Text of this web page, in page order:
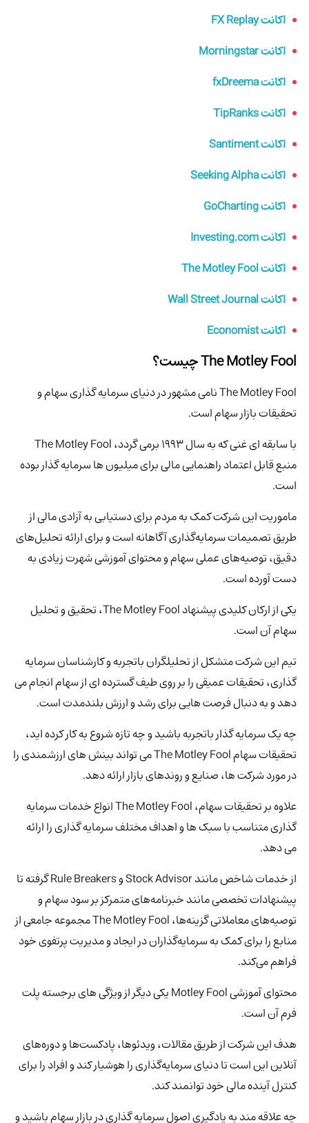
اکانت FX Replay
اکانت Morningstar
اکانت fxDreema
اکانت TipRanks
اکانت Santiment
اکانت Seeking Alpha
اکانت GoCharting
اکانت Investing.com
اکانت The Motley Fool
اکانت Wall Street Journal
اکانت Economist
The Motley Fool چیست؟
The Motley Fool نامی مشهور در دنیای سرمایه گذاری سهام و
تحقیقات بازار سهام است.
با سابقه ای غنی که به سال 1993 برمی گردد، The Motley Fool
منبع قابل اعتماد راهنمایی مالی برای میلیون ها سرمایه گذار بوده
است.
ماموریت این شرکت کمک به مردم برای دستیابی به آزادی مالی از
طریق تصمیمات سرمایه‌گذاری آگاهانه است و برای ارائه تحلیل‌های
دقیق، توصیه‌های عملی سهام و محتوای آموزشی شهرت زیادی به
دست آورده است.
یکی از ارکان کلیدی پیشنهاد The Motley Fool، تحقیق و تحلیل
سهام آن است.
تیم این شرکت متشکل از تحلیلگران باتجربه و کارشناسان سرمایه
گذاری، تحقیقات عمیقی را بر روی طیف گسترده ای از سهام انجام می
دهد و به دنبال فرصت هایی برای رشد و ارزش بلندمدت است.
چه یک سرمایه گذار باتجربه باشید و چه تازه شروع به کار کرده اید،
تحقیقات سهام The Motley Fool می تواند بینش های ارزشمندی را
در مورد شرکت ها، صنایع و روندهای بازار ارائه دهد.
علاوه بر تحقیقات سهام، The Motley Fool انواع خدمات سرمایه
گذاری متناسب با سبک ها و اهداف مختلف سرمایه گذاری را ارائه
می دهد.
از خدمات شاخص مانند Stock Advisor و Rule Breakers گرفته تا
پیشنهادات تخصصی مانند خبرنامه‌های متمرکز بر سود سهام و
توصیه‌های معاملاتی گزینه‌ها، The Motley Fool مجموعه جامعی از
منابع را برای کمک به سرمایه‌گذاران در ایجاد و مدیریت پرتفوی خود
فراهم می‌کند.
محتوای آموزشی Motley Fool یکی دیگر از ویژگی های برجسته پلت
فرم آن است.
هدف این شرکت از طریق مقالات، ویدئوها، پادکست‌ها و دوره‌های
آنلاین این است تا دنیای سرمایه‌گذاری را هوشیار کند و افراد را برای
کنترل آینده مالی خود توانمند کند.
چه علاقه مند به یادگیری اصول سرمایه گذاری در بازار سهام باشید و